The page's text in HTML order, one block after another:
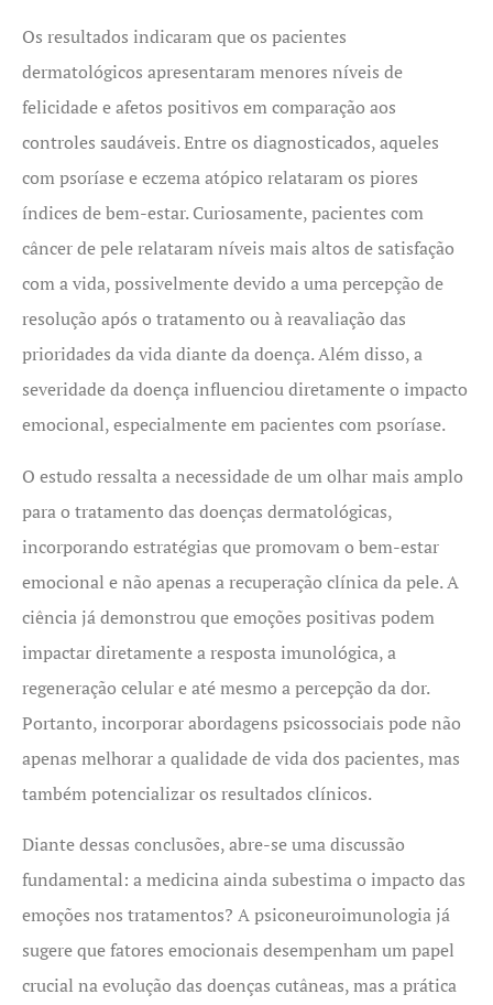
Os resultados indicaram que os pacientes
dermatológicos apresentaram menores níveis de
felicidade e afetos positivos em comparação aos
controles saudáveis. Entre os diagnosticados, aqueles
com psoríase e eczema atópico relataram os piores
índices de bem-estar. Curiosamente, pacientes com
câncer de pele relataram níveis mais altos de satisfação
com a vida, possivelmente devido a uma percepção de
resolução após o tratamento ou à reavaliação das
prioridades da vida diante da doença. Além disso, a
severidade da doença influenciou diretamente o impacto
emocional, especialmente em pacientes com psoríase.
O estudo ressalta a necessidade de um olhar mais amplo
para o tratamento das doenças dermatológicas,
incorporando estratégias que promovam o bem-estar
emocional e não apenas a recuperação clínica da pele. A
ciência já demonstrou que emoções positivas podem
impactar diretamente a resposta imunológica, a
regeneração celular e até mesmo a percepção da dor.
Portanto, incorporar abordagens psicossociais pode não
apenas melhorar a qualidade de vida dos pacientes, mas
também potencializar os resultados clínicos.
Diante dessas conclusões, abre-se uma discussão
fundamental: a medicina ainda subestima o impacto das
emoções nos tratamentos? A psiconeuroimunologia já
sugere que fatores emocionais desempenham um papel
crucial na evolução das doenças cutâneas, mas a prática